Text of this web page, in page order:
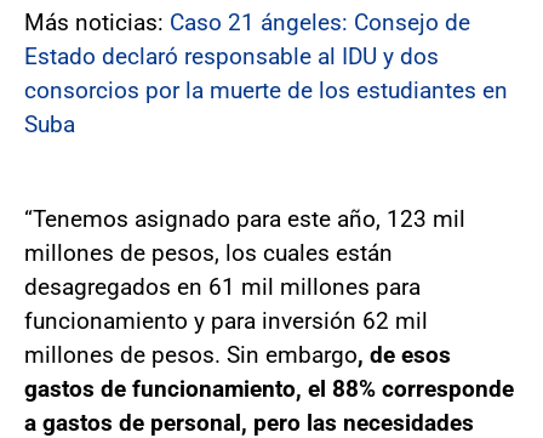
Más noticias: Caso 21 ángeles: Consejo de
Estado declaró responsable al IDU y dos
consorcios por la muerte de los estudiantes en
Suba
“Tenemos asignado para este año, 123 mil
millones de pesos, los cuales están
desagregados en 61 mil millones para
funcionamiento y para inversión 62 mil
millones de pesos. Sin embargo, de esos
gastos de funcionamiento, el 88% corresponde
a gastos de personal, pero las necesidades